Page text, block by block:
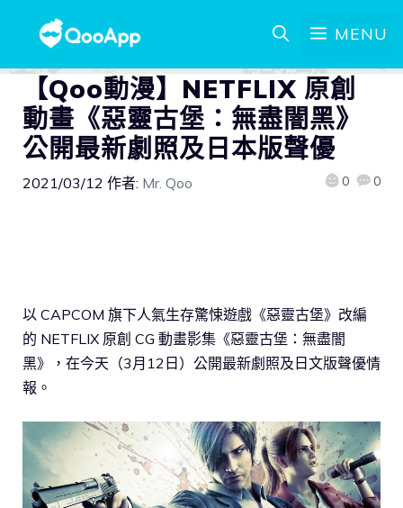
MENU
【Qoo動漫】NETFLIX 原創
動畫《惡靈古堡：無盡闇黑》
公開最新劇照及日本版聲優
2021/03/12 作者: Mr. Qoo 0 0
以 CAPCOM 旗下人氣生存驚悚遊戲《惡靈古堡》改編
的 NETFLIX 原創 CG 動畫影集《惡靈古堡：無盡闇
黑》，在今天（3月12日）公開最新劇照及日文版聲優情
報。